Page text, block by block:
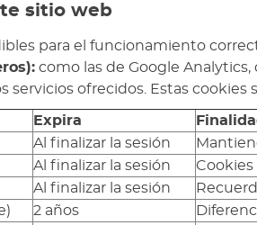
sitio web
para el funcionamiento
como las de Google
servicios ofrecidos. Estas
Expira
Al finalizar la sesión
Al finalizar la sesión
Al finalizar la sesión
2 años